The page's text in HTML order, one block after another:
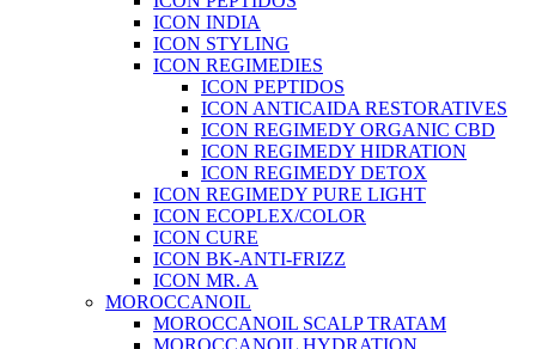
ICON INDIA
ICON STYLING
ICON REGIMEDIES
ICON PEPTIDOS
ICON ANTICAIDA RESTORATIVES
ICON REGIMEDY ORGANIC CBD
ICON REGIMEDY HIDRATION
ICON REGIMEDY DETOX
ICON REGIMEDY PURE LIGHT
ICON ECOPLEX/COLOR
ICON CURE
ICON BK-ANTI-FRIZZ
ICON MR. A
MOROCCANOIL
MOROCCANOIL SCALP TRATAM
MOROCCANOIL HYDRATION